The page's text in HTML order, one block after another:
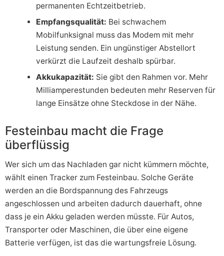
permanenten Echtzeitbetrieb.
Empfangsqualität: Bei schwachem
Mobilfunksignal muss das Modem mit mehr
Leistung senden. Ein ungünstiger Abstellort
verkürzt die Laufzeit deshalb spürbar.
Akkukapazität: Sie gibt den Rahmen vor. Mehr
Milliamperestunden bedeuten mehr Reserven für
lange Einsätze ohne Steckdose in der Nähe.
Festeinbau macht die Frage
überflüssig
Wer sich um das Nachladen gar nicht kümmern möchte,
wählt einen Tracker zum Festeinbau. Solche Geräte
werden an die Bordspannung des Fahrzeugs
angeschlossen und arbeiten dadurch dauerhaft, ohne
dass je ein Akku geladen werden müsste. Für Autos,
Transporter oder Maschinen, die über eine eigene
Batterie verfügen, ist das die wartungsfreie Lösung.